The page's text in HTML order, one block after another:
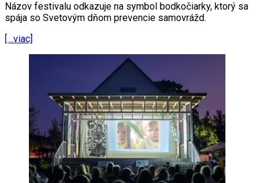
Názov festivalu odkazuje na symbol bodkočiarky, ktorý sa
spája so Svetovým dňom prevencie samovrážd.
[…viac]